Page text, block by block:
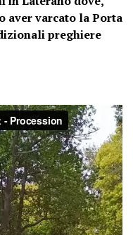
aver varcato la Porta
preghiere